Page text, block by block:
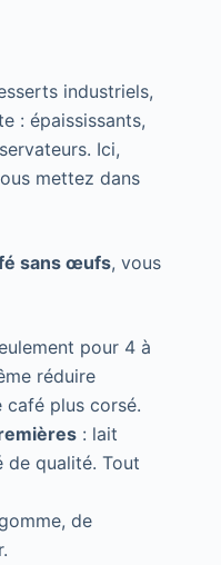
industriels,
: épaississants,
Ici,
mettez dans
sans œufs, vous
pour 4 à
réduire
café plus corsé.
: lait
de qualité. Tout
de